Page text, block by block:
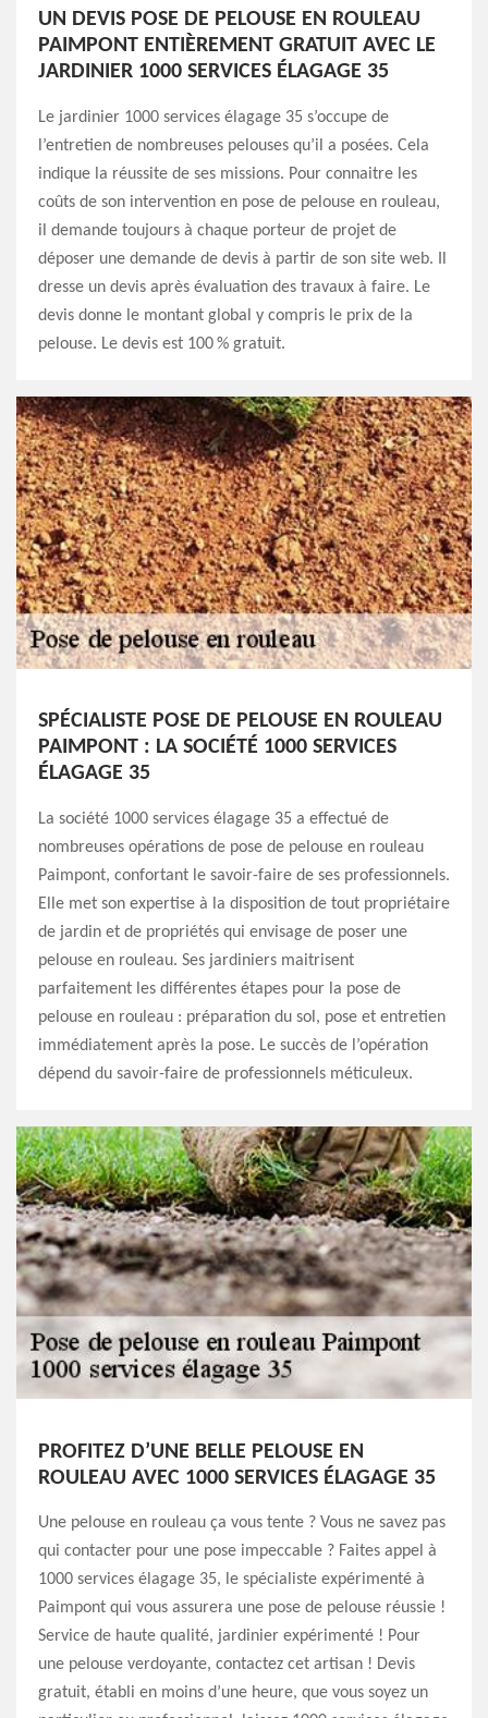
UN DEVIS POSE DE PELOUSE EN ROULEAU
PAIMPONT ENTIÈREMENT GRATUIT AVEC LE
JARDINIER 1000 SERVICES ÉLAGAGE 35
Le jardinier 1000 services élagage 35 s’occupe de
l’entretien de nombreuses pelouses qu’il a posées. Cela
indique la réussite de ses missions. Pour connaitre les
coûts de son intervention en pose de pelouse en rouleau,
il demande toujours à chaque porteur de projet de
déposer une demande de devis à partir de son site web. Il
dresse un devis après évaluation des travaux à faire. Le
devis donne le montant global y compris le prix de la
pelouse. Le devis est 100 % gratuit.
SPÉCIALISTE POSE DE PELOUSE EN ROULEAU
PAIMPONT : LA SOCIÉTÉ 1000 SERVICES
ÉLAGAGE 35
La société 1000 services élagage 35 a effectué de
nombreuses opérations de pose de pelouse en rouleau
Paimpont, confortant le savoir-faire de ses professionnels.
Elle met son expertise à la disposition de tout propriétaire
de jardin et de propriétés qui envisage de poser une
pelouse en rouleau. Ses jardiniers maitrisent
parfaitement les différentes étapes pour la pose de
pelouse en rouleau : préparation du sol, pose et entretien
immédiatement après la pose. Le succès de l’opération
dépend du savoir-faire de professionnels méticuleux.
PROFITEZ D’UNE BELLE PELOUSE EN
ROULEAU AVEC 1000 SERVICES ÉLAGAGE 35
Une pelouse en rouleau ça vous tente ? Vous ne savez pas
qui contacter pour une pose impeccable ? Faites appel à
1000 services élagage 35, le spécialiste expérimenté à
Paimpont qui vous assurera une pose de pelouse réussie !
Service de haute qualité, jardinier expérimenté ! Pour
une pelouse verdoyante, contactez cet artisan ! Devis
gratuit, établi en moins d’une heure, que vous soyez un